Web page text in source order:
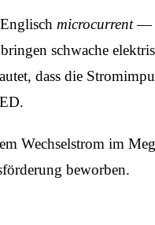
microcurrent—
schwache
dass die
Wechselstrom im
beworben.